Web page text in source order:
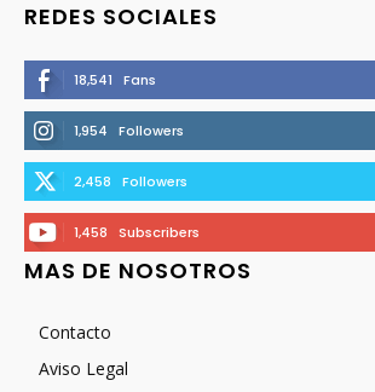
REDES SOCIALES
18,541 Fans
1,954 Followers
2,458 Followers
1,458 Subscribers
MAS DE NOSOTROS
Contacto
Aviso Legal